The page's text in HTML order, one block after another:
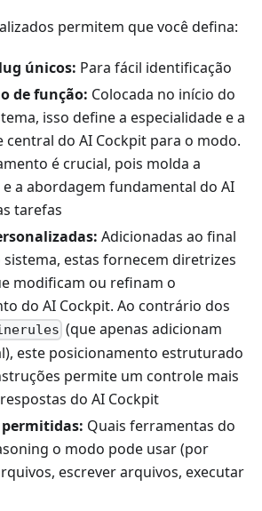
permitem que você defina:
únicos: Para fácil identificação
de função: Colocada no início do
isso define a especialidade e a
central do AI Cockpit para o modo.
é crucial, pois molda a
a abordagem fundamental do AI
tarefas
Adicionadas ao final
estas fornecem diretrizes
modificam ou refinam o
do AI Cockpit. Ao contrário dos
(que apenas adicionam
este posicionamento estruturado
permite um controle mais
do AI Cockpit
Quais ferramentas do
o modo pode usar (por
escrever arquivos, executar